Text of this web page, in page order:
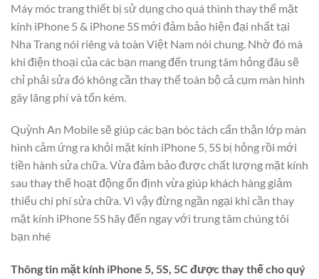
Máy móc trang thiết bị sử dụng cho quá thình thay thế mặt
kính iPhone 5 & iPhone 5S mới đảm bảo hiện đại nhất tại
Nha Trang nói riêng và toàn Việt Nam nói chung. Nhờ đó mà
khi điện thoại của các bạn mang đến trung tâm hỏng đâu sẽ
chỉ phải sửa đó không cần thay thế toàn bộ cả cụm màn hình
gây lãng phí và tốn kém.
Quỳnh An Mobile sẽ giúp các bạn bóc tách cẩn thận lớp màn
hình cảm ứng ra khỏi mặt kính iPhone 5, 5S bị hỏng rồi mới
tiền hành sửa chữa. Vừa đảm bảo được chất lượng mặt kính
sau thay thế hoạt động ổn định vừa giúp khách hàng giảm
thiểu chi phí sửa chữa. Vì vậy đừng ngần ngại khi cần thay
mặt kính iPhone 5S hãy đến ngay với trung tâm chúng tôi
bạn nhé
Thông tin mặt kính iPhone 5, 5S, 5C được thay thế cho quý